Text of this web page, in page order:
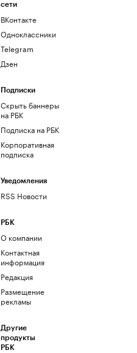
сети
ВКонтакте
Одноклассники
Telegram
Дзен
Подписки
Скрыть баннеры
на РБК
Подписка на РБК
Корпоративная
подписка
Уведомления
RSS Новости
РБК
О компании
Контактная
информация
Редакция
Размещение
рекламы
Другие
продукты
РБК